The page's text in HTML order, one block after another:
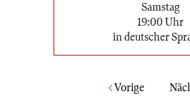
Samstag
19:00 Uhr
in deutscher
Vorige